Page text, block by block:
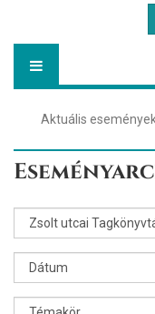
Aktuális